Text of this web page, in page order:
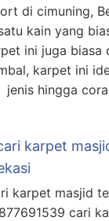
di cimuning,
kain yang
ini juga biasa
karpet ini
jenis hingga
karpet
karpet masjid
cari